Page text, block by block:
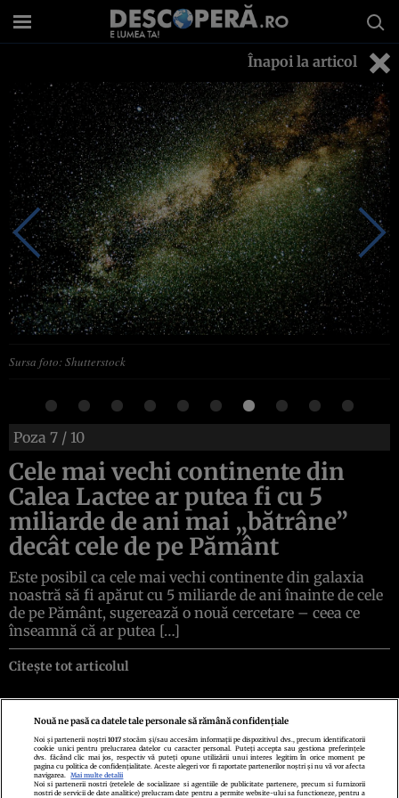
Înapoi la articol
Sursa foto: Shutterstock
Poza 7 / 10
Cele mai vechi continente din
Calea Lactee ar putea fi cu 5
miliarde de ani mai „bătrâne”
decât cele de pe Pământ
Este posibil ca cele mai vechi continente din galaxia
noastră să fi apărut cu 5 miliarde de ani înainte de cele
de pe Pământ, sugerează o nouă cercetare – ceea ce
înseamnă că ar putea […]
Citește tot articolul
Politica de confidenţialitatePolitica de cookiesTermeni şi condiţii
Echipa redacționalăContactSetări Cookies
Nouă ne pasă ca datele tale personale să rămână confidențiale
Noi și partenerii noștri1017 stocăm și/sau accesăm informații pe dispozitivul dvs., precum identificatorii
cookie unici pentru prelucrarea datelor cu caracter personal. Puteți accepta sau gestiona preferințele
dvs. făcând clic mai jos, respectiv vă puteți opune utilizării unui interes legitim în orice moment pe
pagina cu politica de confidențialitate. Aceste alegeri vor fi raportate partenerilor noștri și nu vă vor afecta
navigarea.
Mai multe detalii
Noi si partenerii nostri (retelele de socializare si agentiile de publicitate partenere, precum si furnizorii
nostri de servicii de date analitice) prelucram date pentru a permite website-ului sa functioneze, pentru a